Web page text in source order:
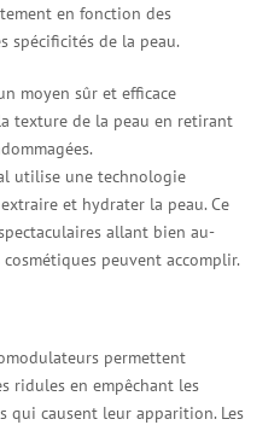
en fonction des
spécificités de la peau.
moyen sûr et efficace
texture de la peau en retirant
utilise une technologie
et hydrater la peau. Ce
allant bien au-
peuvent accomplir.
permettent
ridules en empêchant les
qui causent leur apparition. Les